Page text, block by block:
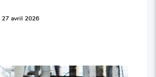
27 avril 2026